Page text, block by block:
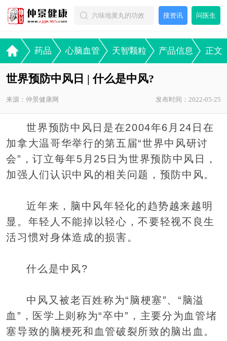
搜资讯 问医生
药品 心脑血管 天智颗粒 产品信息 正文
世界预防中风日 | 什么是中风?
来源：仲景健康网 发布时间：2022-05-25
世界预防中风日是在2004年6月24日在
加拿大温哥华举行的第五届“世界中风研讨
会”，订立每年5月25日为世界预防中风日，
加强人们认识中风的相关问题，预防中风。
近年来，脑中风年轻化的趋势越来越明
显。年轻人不能掉以轻心，不要轻视不良生
活习惯对身体造成的损害。
什么是中风?
中风又被老百姓称为“脑梗塞”、“脑溢
血”，医学上则称为“卒中”，主要分为血管堵
塞导致的脑梗死和血管破裂所致的脑出血。